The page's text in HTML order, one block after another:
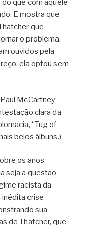
que com aquele
E mostra que
que
o problema.
ouvidos pela
ela optou sem
McCartney
clara da
“Tug of
belos álbuns.)
os anos
seja a questão
racista da
inédita crise
sua
de Thatcher, que